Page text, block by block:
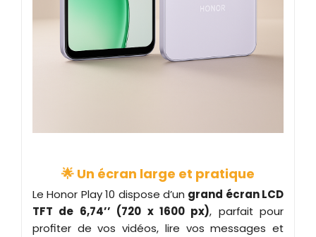
🌟 Un écran large et pratique
Le Honor Play 10 dispose d’un grand écran LCD
TFT de 6,74’’ (720 x 1600 px), parfait pour
profiter de vos vidéos, lire vos messages et